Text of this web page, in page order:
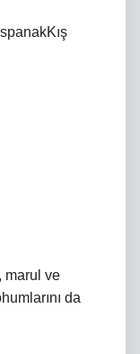
marul ve
da